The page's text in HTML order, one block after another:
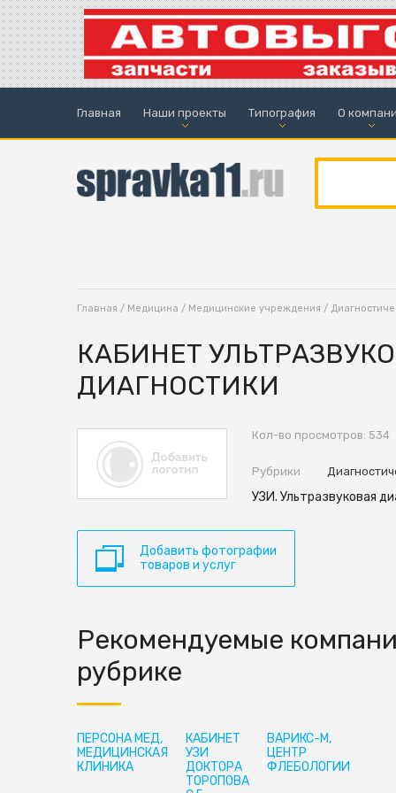
Главная Наши проекты Типография О
Главная / Медицина / Медицинские учреждения /
КАБИНЕТ
ДИАГНОСТИКИ
Кол-во просмотров: 534
Рубрики
УЗИ. Ультразвуковая
Добавить фотографии
товаров и услуг
Рекомендуемые
рубрике
ПЕРСОНА МЕД,
МЕДИЦИНСКАЯ
КЛИНИКА
КАБИНЕТ
УЗИ
ДОКТОРА
ТОРОПОВА
ВАРИКС-М,
ЦЕНТР
ФЛЕБОЛОГИИ